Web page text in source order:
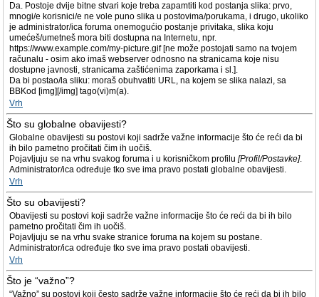
Da. Postoje dvije bitne stvari koje treba zapamtiti kod postanja slika: prvo,
mnogi/e korisnici/e ne vole puno slika u postovima/porukama, i drugo, ukoliko
je administrator/ica foruma onemogućio postanje privitaka, slika koju
umećeš/umetneš mora biti dostupna na Internetu, npr.
https://www.example.com/my-picture.gif [ne može postojati samo na tvojem
računalu - osim ako imaš webserver odnosno na stranicama koje nisu
dostupne javnosti, stranicama zaštićenima zaporkama i sl.].
Da bi postao/la sliku: moraš obuhvatiti URL, na kojem se slika nalazi, sa
BBKod [img][/img] tago(vi)m(a).
Vrh
Što su globalne obavijesti?
Globalne obavijesti su postovi koji sadrže važne informacije što će reći da bi
ih bilo pametno pročitati čim ih uočiš.
Pojavljuju se na vrhu svakog foruma i u korisničkom profilu [Profil/Postavke].
Administrator/ica određuje tko sve ima pravo postati globalne obavijesti.
Vrh
Što su obavijesti?
Obavijesti su postovi koji sadrže važne informacije što će reći da bi ih bilo
pametno pročitati čim ih uočiš.
Pojavljuju se na vrhu svake stranice foruma na kojem su postane.
Administrator/ica određuje tko sve ima pravo postati obavijesti.
Vrh
Što je “važno”?
“Važno” su postovi koji često sadrže važne informacije što će reći da bi ih bilo